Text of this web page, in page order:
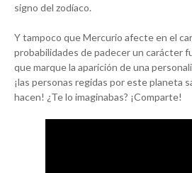
signo del zodíaco.
Y tampoco que Mercurio afecte en el
probabilidades de padecer un carácter
que marque la aparición de una
¡las personas regidas por este planeta
hacen! ¿Te lo imaginabas? ¡Comparte!